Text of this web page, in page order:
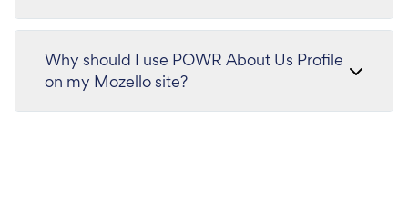
Why should I use POWR About Us Profile
on my Mozello site?